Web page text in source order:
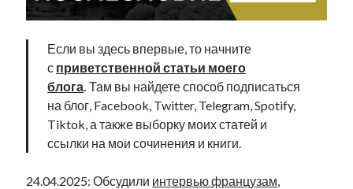
Если вы здесь впервые, то начните
с приветственной статьи моего
блога Там вы найдете способ подписаться
на блог, Facebook, Twitter, Telegram, Spotify,
Tiktok, а также выборку моих статей и
ссылки на мои сочинения и книги.
24.04.2025: Обсудили интервью французам